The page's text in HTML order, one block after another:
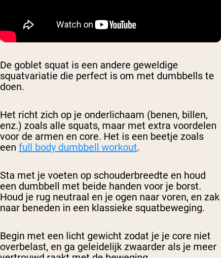
De goblet squat is een andere geweldige
squatvariatie die perfect is om met dumbbells te
doen.
Het richt zich op je onderlichaam (benen, billen,
enz.) zoals alle squats, maar met extra voordelen
voor de armen en core. Het is een beetje zoals
een full body dumbbell workout.
Sta met je voeten op schouderbreedte en houd
een dumbbell met beide handen voor je borst.
Houd je rug neutraal en je ogen naar voren, en zak
naar beneden in een klassieke squatbeweging.
Begin met een licht gewicht zodat je je core niet
overbelast, en ga geleidelijk zwaarder als je meer